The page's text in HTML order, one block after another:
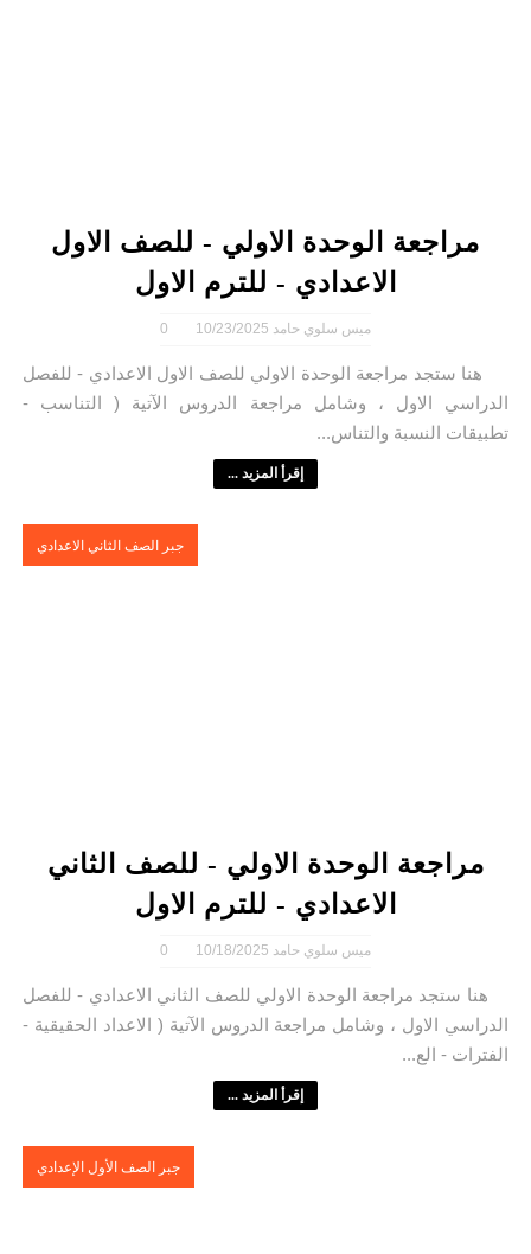
مراجعة الوحدة الاولي - للصف الاول
الاعدادي - للترم الاول
ميس سلوي حامد 10/23/2025
0
هنا ستجد مراجعة الوحدة الاولي للصف الاول الاعدادي - للفصل
الدراسي الاول ، وشامل مراجعة الدروس الآتية ( التناسب -
تطبيقات النسبة والتناس...
إقرأ المزيد ...
جبر الصف الثاني الاعدادي
مراجعة الوحدة الاولي - للصف الثاني
الاعدادي - للترم الاول
ميس سلوي حامد 10/18/2025
0
هنا ستجد مراجعة الوحدة الاولي للصف الثاني الاعدادي - للفصل
الدراسي الاول ، وشامل مراجعة الدروس الآتية ( الاعداد الحقيقية -
الفترات - الع...
إقرأ المزيد ...
جبر الصف الأول الإعدادي